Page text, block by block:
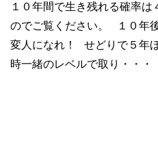
１０年間で生き残れる確率
のでご覧ください。 １０年
変人になれ！ せどりで５年
時一緒のレベルで取り・・・